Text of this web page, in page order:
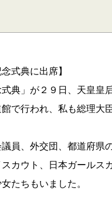
式典に出席】
典」が２９日、天皇皇
で行われ、私も総理大
員、外交団、都道府県
カウト、日本ガールス
たちもいました。